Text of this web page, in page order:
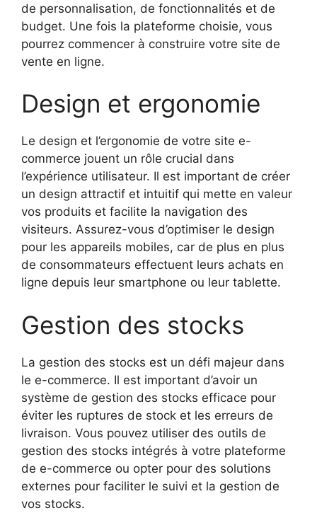
de personnalisation, de fonctionnalités et de
budget. Une fois la plateforme choisie, vous
pourrez commencer à construire votre site de
vente en ligne.
Design et ergonomie
Le design et l’ergonomie de votre site e-
commerce jouent un rôle crucial dans
l’expérience utilisateur. Il est important de créer
un design attractif et intuitif qui mette en valeur
vos produits et facilite la navigation des
visiteurs. Assurez-vous d’optimiser le design
pour les appareils mobiles, car de plus en plus
de consommateurs effectuent leurs achats en
ligne depuis leur smartphone ou leur tablette.
Gestion des stocks
La gestion des stocks est un défi majeur dans
le e-commerce. Il est important d’avoir un
système de gestion des stocks efficace pour
éviter les ruptures de stock et les erreurs de
livraison. Vous pouvez utiliser des outils de
gestion des stocks intégrés à votre plateforme
de e-commerce ou opter pour des solutions
externes pour faciliter le suivi et la gestion de
vos stocks.